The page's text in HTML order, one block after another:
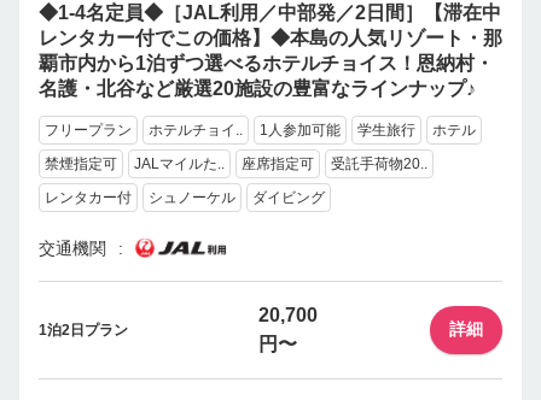
◆1-4名定員◆［JAL利用／中部発／2日間］【滞在中
レンタカー付でこの価格】◆本島の人気リゾート・那
覇市内から1泊ずつ選べるホテルチョイス！恩納村・
名護・北谷など厳選20施設の豊富なラインナップ♪
フリープラン ホテルチョイ.. 1人参加可能 学生旅行
ホテル
禁煙指定可
JALマイルた.. 座席指定可
受託手荷物20..
レンタカー付
シュノーケル ダイビング
交通機関
1泊2日プラン
20,700
円〜
詳細